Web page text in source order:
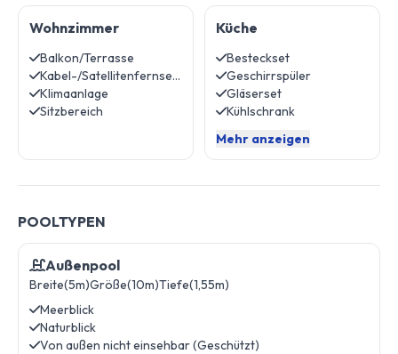
Wohnzimmer
Balkon/Terrasse
Kabel-/Satellitenfernsehen
Klimaanlage
Sitzbereich
Küche
Besteckset
Geschirrspüler
Gläserset
Kühlschrank
Mehr anzeigen
POOLTYPEN
Außenpool
Breite(5m)Größe(10m)Tiefe(1,55m)
Meerblick
Naturblick
Von außen nicht einsehbar (Geschützt)